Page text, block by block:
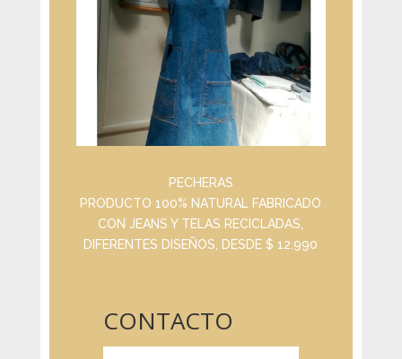
PECHERAS
PRODUCTO 100% NATURAL FABRICADO
CON JEANS Y TELAS RECICLADAS,
DIFERENTES DISEÑOS, DESDE $ 12.990
CONTACTO